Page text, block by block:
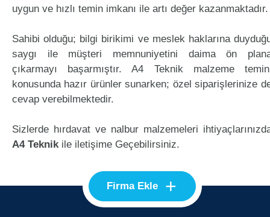
uygun ve hızlı temin imkanı ile artı değer kazanmaktadır.
Sahibi olduğu; bilgi birikimi ve meslek haklarına
saygı ile müşteri memnuniyetini daima ön
çıkarmayı başarmıştır. A4 Teknik malzeme
konusunda hazır ürünler sunarken; özel siparişlerinize
cevap verebilmektedir.
Sizlerde hırdavat ve nalbur malzemeleri
A4 Teknikile iletişime Geçebilirsiniz.
Firma Ekle +